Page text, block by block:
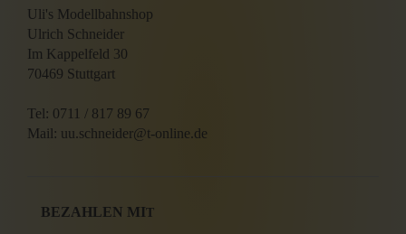
Uli's Modellbahnshop
Ulrich Schneider
Im Kappelfeld 30
70469 Stuttgart
Tel: 0711 / 817 89 67
Mail: uu.schneider@t-online.de
BEZAHLEN MIT